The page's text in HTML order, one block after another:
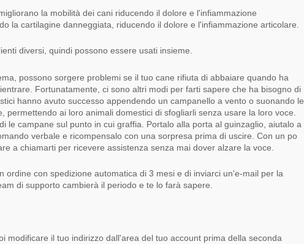
la mobilità dei cani riducendo il dolore e l'infiammazione
la cartilagine danneggiata, riducendo il dolore e l'infiammazione articolare.
diversi, quindi possono essere usati insieme.
possono sorgere problemi se il tuo cane rifiuta di abbaiare quando ha
Fortunatamente, ci sono altri modi per farti sapere che ha bisogno di
hanno avuto successo appendendo un campanello a vento o suonando le
permettendo ai loro animali domestici di sfogliarli senza usare la loro voce.
le campane sul punto in cui graffia. Portalo alla porta al guinzaglio, aiutalo a
verbale e ricompensalo con una sorpresa prima di uscire. Con un po
a chiamarti per ricevere assistenza senza mai dover alzare la voce.
ordine con spedizione automatica di 3 mesi e di inviarci un'e-mail per la
di supporto cambierà il periodo e te lo farà sapere.
modificare il tuo indirizzo dall'area del tuo account prima della seconda